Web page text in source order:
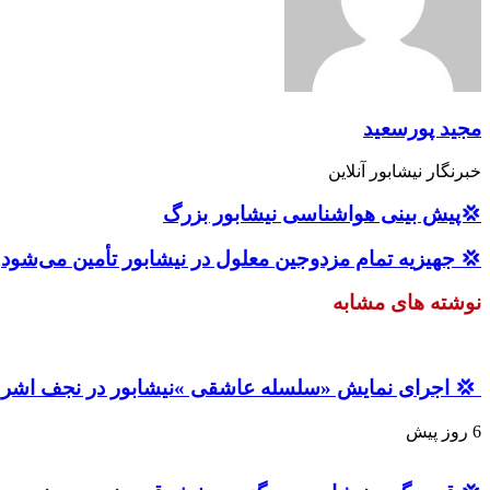
مجید پورسعید
خبرنگار نیشابور آنلاین
💢پیش بینی هواشناسی نیشابور بزرگ
💢 جهیزیه تمام مزدوجین معلول در نیشابور تأمین می‌شود
نوشته های مشابه
💢 اجرای نمایش «سلسله عاشقی »نیشابور در نجف
6 روز پیش